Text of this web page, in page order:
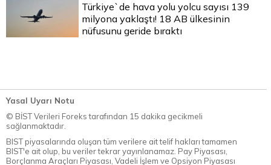
Türkiye`de hava yolu yolcu sayısı 139
milyona yaklaştı! 18 AB ülkesinin
nüfusunu geride bıraktı
Yasal Uyarı Notu
© BİST Verileri Foreks tarafından 15 dakika gecikmeli
sağlanmaktadır.
BIST piyasalarında oluşan tüm verilere ait telif hakları tamamen
BIST'e ait olup, bu veriler tekrar yayınlanamaz. Pay Piyasası,
Borçlanma Araçları Piyasası, Vadeli İşlem ve Opsiyon Piyasası